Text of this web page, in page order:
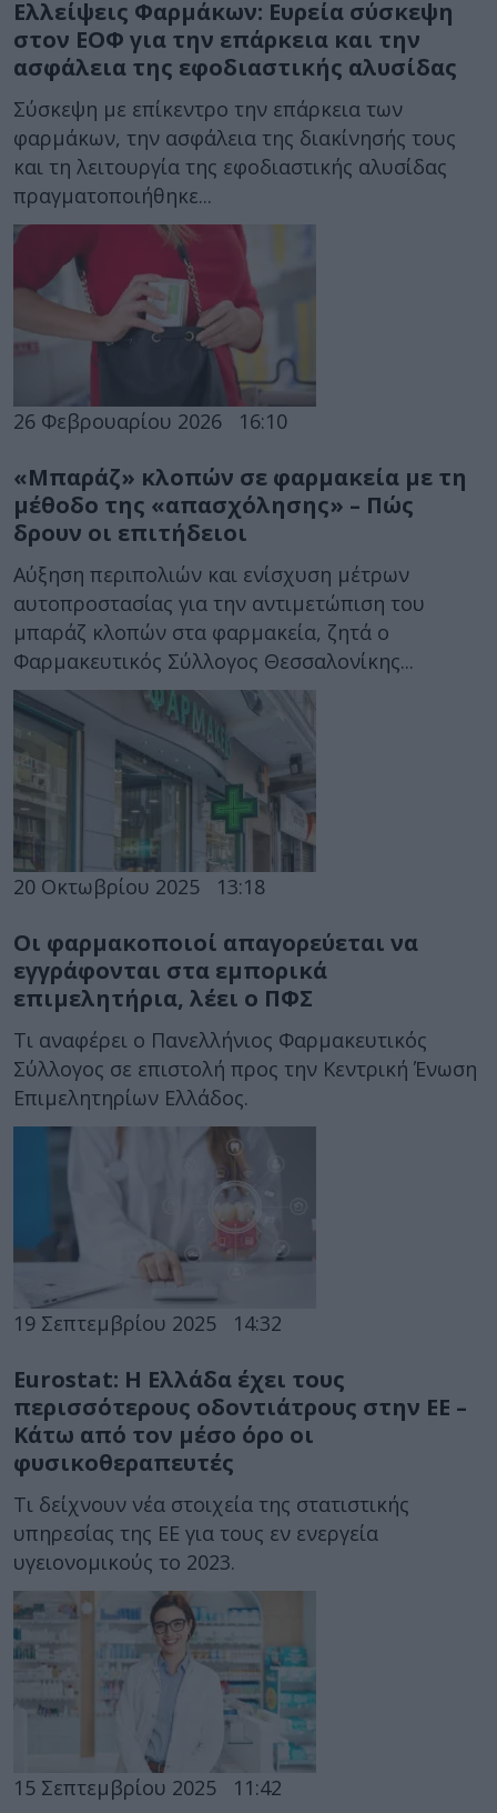
Ελλείψεις Φαρμάκων: Ευρεία σύσκεψη
στον ΕΟΦ για την επάρκεια και την
ασφάλεια της εφοδιαστικής αλυσίδας
Σύσκεψη με επίκεντρο την επάρκεια των
φαρμάκων, την ασφάλεια της διακίνησής τους
και τη λειτουργία της εφοδιαστικής αλυσίδας
πραγματοποιήθηκε...
26 Φεβρουαρίου 2026 16:10
«Μπαράζ» κλοπών σε φαρμακεία με τη
μέθοδο της «απασχόλησης» – Πώς
δρουν οι επιτήδειοι
Αύξηση περιπολιών και ενίσχυση μέτρων
αυτοπροστασίας για την αντιμετώπιση του
μπαράζ κλοπών στα φαρμακεία, ζητά ο
Φαρμακευτικός Σύλλογος Θεσσαλονίκης...
20 Οκτωβρίου 2025 13:18
Οι φαρμακοποιοί απαγορεύεται να
εγγράφονται στα εμπορικά
επιμελητήρια, λέει ο ΠΦΣ
Τι αναφέρει ο Πανελλήνιος Φαρμακευτικός
Σύλλογος σε επιστολή προς την Κεντρική Ένωση
Επιμελητηρίων Ελλάδος.
19 Σεπτεμβρίου 2025 14:32
Eurostat: Η Ελλάδα έχει τους
περισσότερους οδοντιάτρους στην ΕΕ –
Κάτω από τον μέσο όρο οι
φυσικοθεραπευτές
Τι δείχνουν νέα στοιχεία της στατιστικής
υπηρεσίας της ΕΕ για τους εν ενεργεία
υγειονομικούς το 2023.
15 Σεπτεμβρίου 2025 11:42